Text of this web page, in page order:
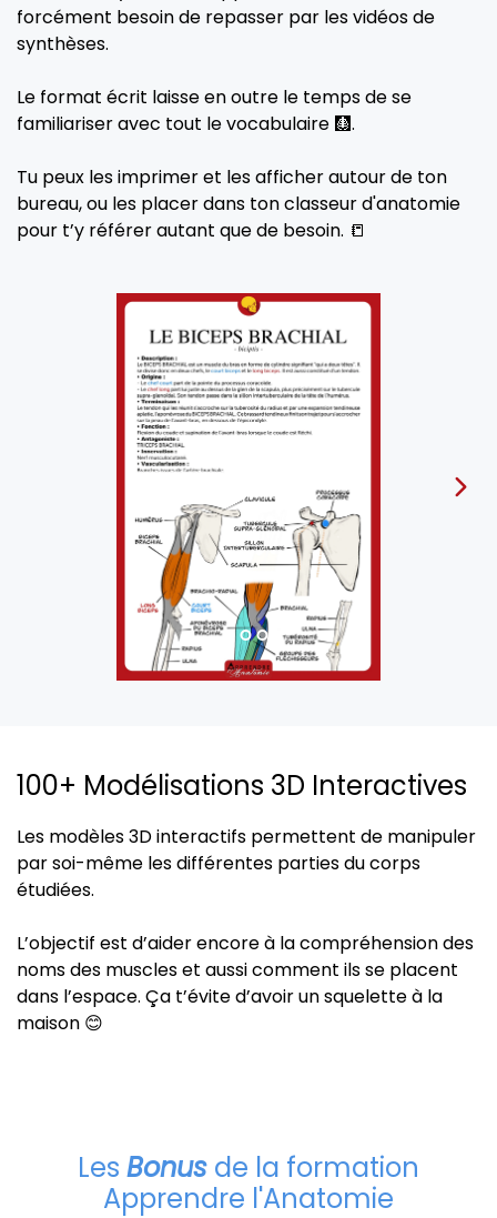
forcément besoin de repasser par les vidéos de
synthèses.
Le format écrit laisse en outre le temps de se
familiariser avec tout le vocabulaire 🩻.
Tu peux les imprimer et les afficher autour de ton
bureau, ou les placer dans ton classeur d'anatomie
pour t’y référer autant que de besoin. 📒
100+ Modélisations 3D Interactives
Les modèles 3D interactifs permettent de manipuler
par soi-même les différentes parties du corps
étudiées.
L’objectif est d’aider encore à la compréhension des
noms des muscles et aussi comment ils se placent
dans l’espace. Ça t’évite d’avoir un squelette à la
maison 😊
Les Bonus de la formation
Apprendre l'Anatomie